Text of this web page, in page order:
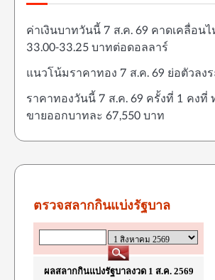
ค่าเงินบาทวันนี้ 7 ส.ค. 69 คาดเคลื่อน
33.00-33.25 บาทต่อดอลลาร์
แนวโน้มราคาทอง 7 ส.ค. 69 ย่อตัวลง
ราคาทองวันนี้ 7 ส.ค. 69 ครั้งที่ 1 คงที่
ขายออกบาทละ 67,550 บาท